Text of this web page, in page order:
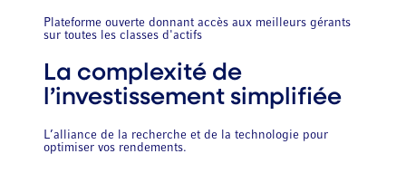
Plateforme ouverte donnant accès aux meilleurs gérants
sur toutes les classes d'actifs
La complexité de
l’investissement simplifiée
L’alliance de la recherche et de la technologie pour
optimiser vos rendements.